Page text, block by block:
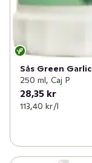
Sås Green Garlic
250 ml, Caj P
28,35 kr
113,40 kr /l